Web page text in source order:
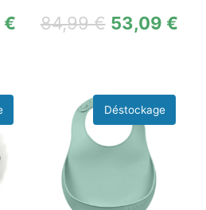
€ 84,99€ 53,09 €